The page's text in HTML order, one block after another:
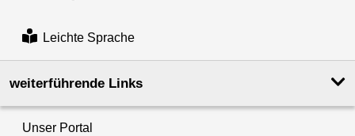
Leichte Sprache
weiterführende Links
Unser Portal